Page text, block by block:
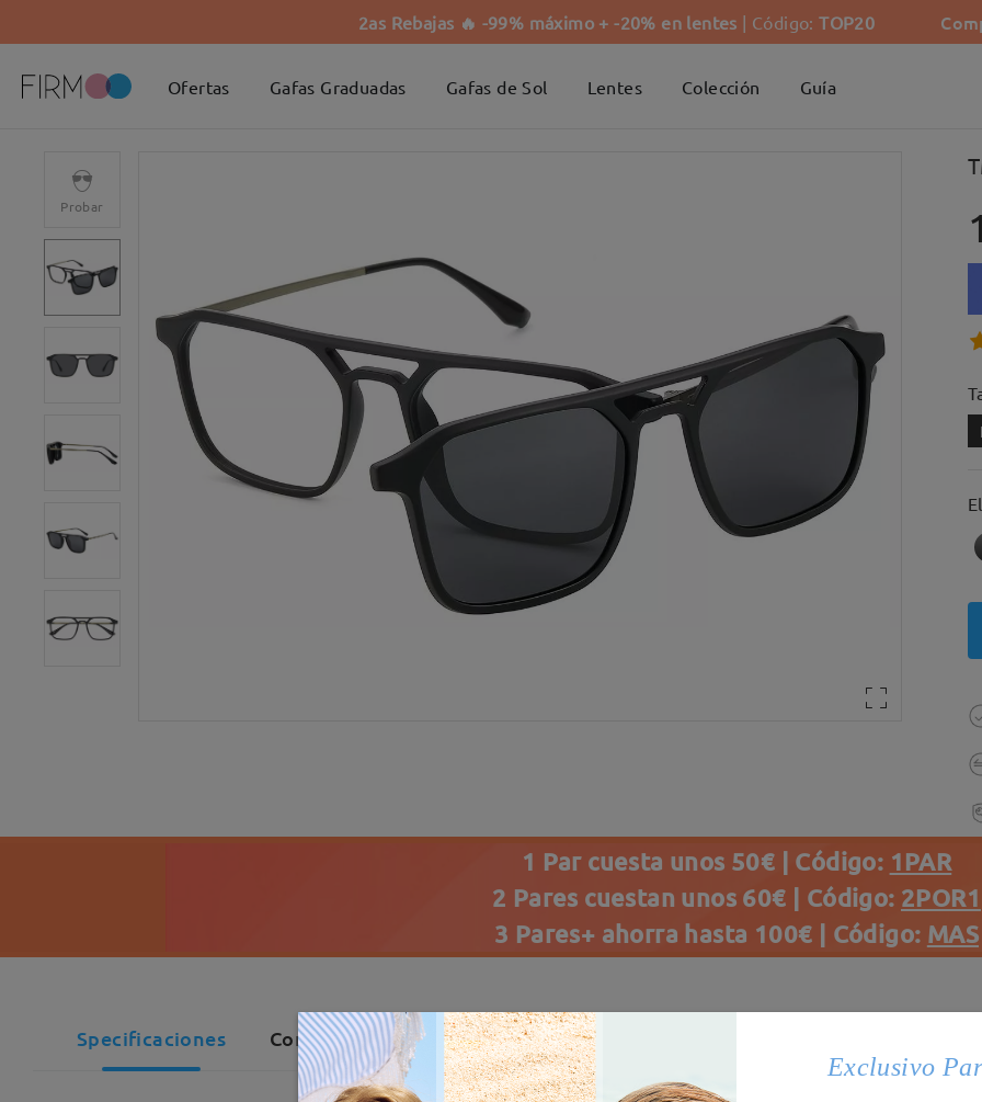
2as Rebajas 🔥 -99% máximo + -20% en lentes | Código:TOP20
Ofertas Gafas Graduadas Gafas de Sol Lentes Colección Guía
Probar
L
1 Par cuesta unos 50€ | Código: 1PAR
2 Pares cuestan unos 60€ | Código: 2POR1
3 Pares+ ahorra hasta 100€ | Código: MAS
Specificaciones Comentarios de Clientes
Exclusivo